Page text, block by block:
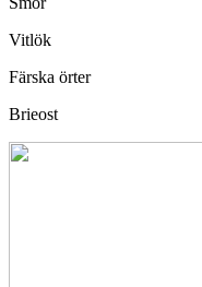
Vitlök
Färska örter
Brieost